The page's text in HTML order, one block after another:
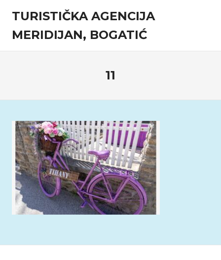
content
TURISTIČKA AGENCIJA
MERIDIJAN, BOGATIĆ
Turistička
11